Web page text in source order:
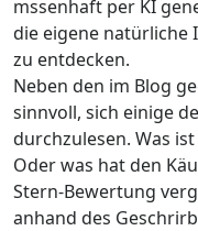
mssenhaft per KI
die eigene natürliche
zu entdecken.
Neben den im Blog
sinnvoll, sich einige
durchzulesen. Was
Oder was hat den
Stern-Bewertung
anhand des